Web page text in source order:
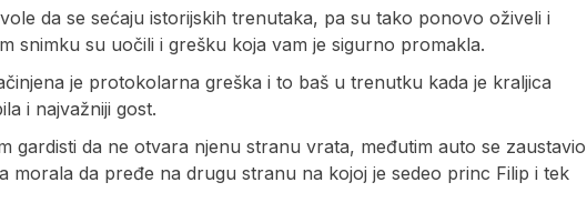
da se sećaju istorijskih trenutaka, pa su tako ponovo oživeli i
snimku su uočili i grešku koja vam je sigurno promakla.
je protokolarna greška i to baš u trenutku kada je kraljica
i najvažniji gost.
gardisti da ne otvara njenu stranu vrata, međutim auto se zaustavio
morala da pređe na drugu stranu na kojoj je sedeo princ Filip i tek